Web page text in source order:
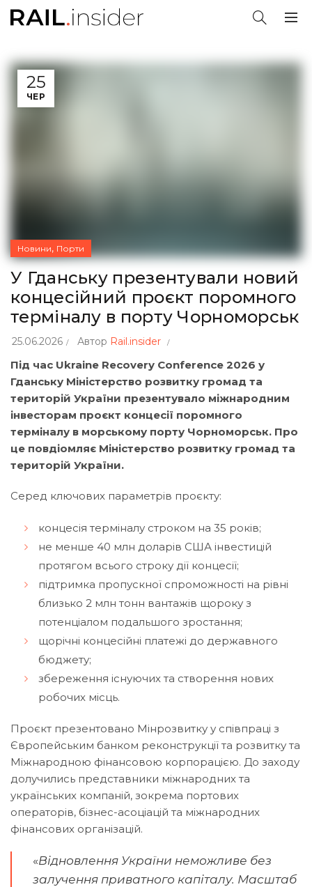
25
ЧЕР
Новини, Порти
У Гданську презентували новий
концесійний проєкт поромного
терміналу в порту Чорноморськ
25.06.2026 Автор Rail.insider
Під час Ukraine Recovery Conference 2026 у
Гданську Міністерство розвитку громад та
територій України презентувало міжнародним
інвесторам проєкт концесії поромного
терміналу в морському порту Чорноморськ. Про
це повдіомляє Міністерство розвитку громад та
територій України.
Серед ключових параметрів проєкту:
концесія терміналу строком на 35 років;
не менше 40 млн доларів США інвестицій
протягом всього строку дії концесії;
підтримка пропускної спроможності на рівні
близько 2 млн тонн вантажів щороку з
потенціалом подальшого зростання;
щорічні концесійні платежі до державного
бюджету;
збереження існуючих та створення нових
робочих місць.
Проєкт презентовано Мінрозвитку у співпраці з
Європейським банком реконструкції та розвитку та
Міжнародною фінансовою корпорацією. До заходу
долучились представники міжнародних та
українських компаній, зокрема портових
операторів, бізнес-асоціацій та міжнародних
фінансових організацій.
«Відновлення України неможливе без
залучення приватного капіталу. Масштаб